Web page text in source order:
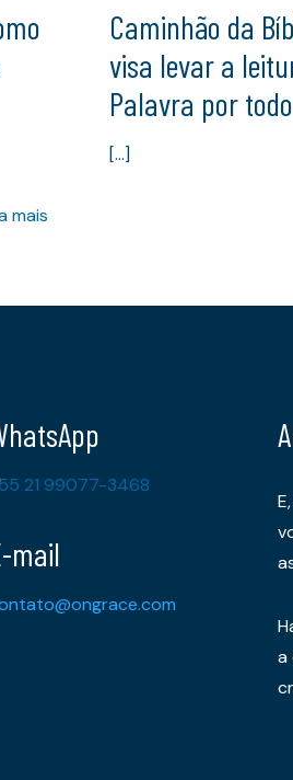
mais
Caminhão da
visa levar a
Palavra por
[…]
21 99077-3468
mail
a